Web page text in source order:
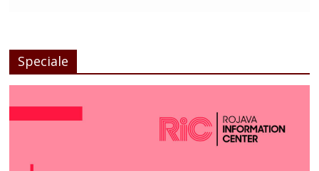
Speciale